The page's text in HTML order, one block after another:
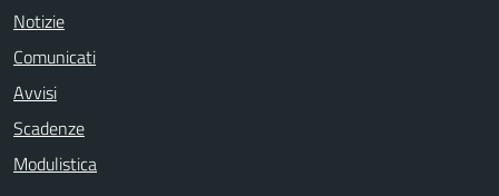
Notizie
Comunicati
Avvisi
Scadenze
Modulistica